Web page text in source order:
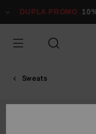
para
informação
DUPLA PROMO
Sweats